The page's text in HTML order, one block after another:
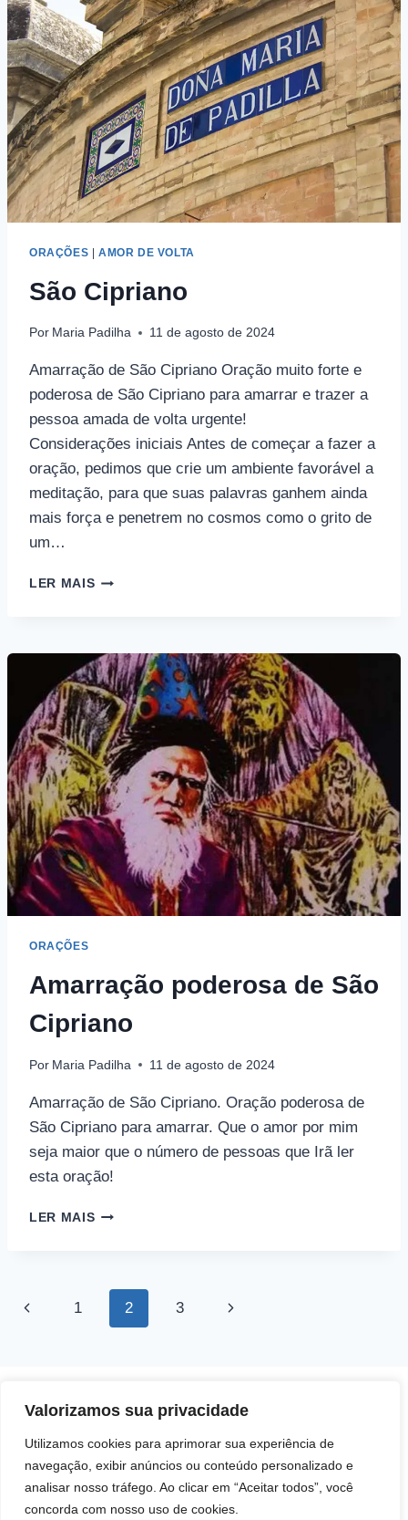
Valorizamos sua privacidade
Utilizamos cookies para aprimorar sua experiência de
navegação, exibir anúncios ou conteúdo personalizado e
analisar nosso tráfego. Ao clicar em “Aceitar todos”, você
concorda com nosso uso de cookies.
ORAÇÕES AMOR DE VOLTA
São Cipriano
Por Maria Padilha 11 de agosto de 2024
Amarração de São Cipriano Oração muito forte e
poderosa de São Cipriano para amarrar e trazer a
pessoa amada de volta urgente!
Considerações iniciais Antes de começar a fazer a
oração, pedimos que crie um ambiente favorável a
meditação, para que suas palavras ganhem ainda
mais força e penetrem no cosmos como o grito de
um…
LER MAISSÃO
ORAÇÕES
Amarração poderosa de São
Cipriano
Por Maria Padilha 11 de agosto de 2024
Amarração de São Cipriano. Oração poderosa de
São Cipriano para amarrar. Que o amor por mim
seja maior que o número de pessoas que Irã ler
esta oração!
LER MAISAMARRAÇÃO
CIPRIANO
Navegação
Página
1 2 3
Página
Consultas e trabalhos espirituais
Brasil - Santa Catarina - São José